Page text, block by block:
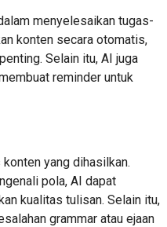
menyelesaikan tugas-
konten secara otomatis,
Selain itu, AI juga
reminder untuk
yang dihasilkan.
pola, AI dapat
kualitas tulisan. Selain itu,
grammar atau ejaan